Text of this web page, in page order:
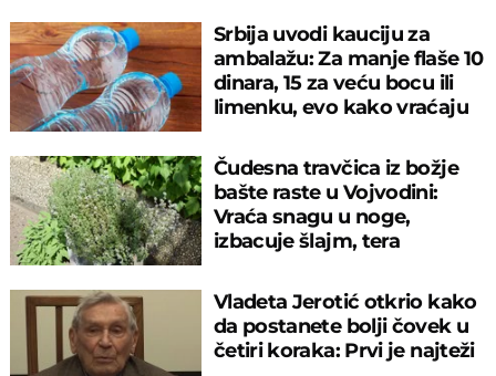
Srbija uvodi kauciju za
ambalažu: Za manje flaše 10
dinara, 15 za veću bocu ili
limenku, evo kako vraćaju
Čudesna travčica iz božje
bašte raste u Vojvodini:
Vraća snagu u noge,
izbacuje šlajm, tera
Vladeta Jerotić otkrio kako
da postanete bolji čovek u
četiri koraka: Prvi je najteži